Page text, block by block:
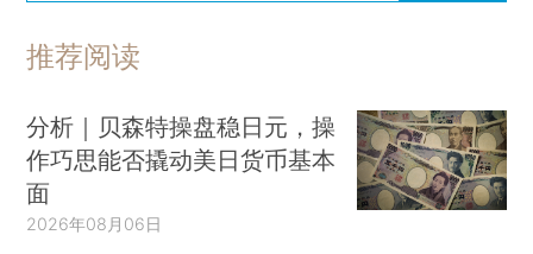
着大量财政压力和相关事件，各国央行至今尚未赢
但是，我认为，除了暂时性因素，一定还有其
他因素，一些与长期供给相关的因素在形成长期趋
势，带来通胀压力。
推荐阅读
分析｜贝森特操盘稳日元，操
作巧思能否撬动美日货币基本
面
2026年08月06日